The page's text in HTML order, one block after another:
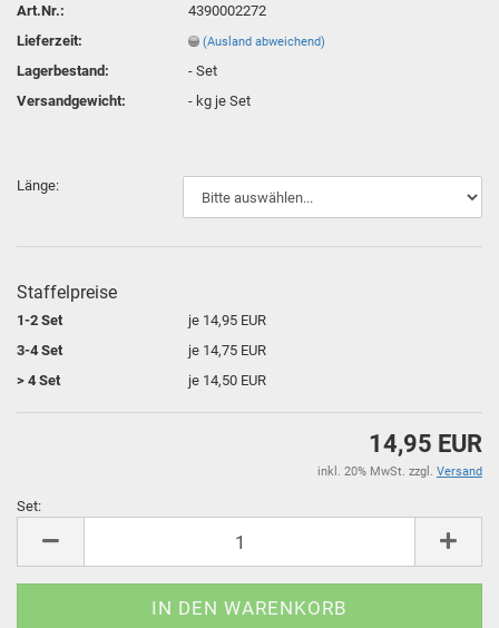
Art.Nr.:
4390002272
Lieferzeit:
(Ausland abweichend)
Lagerbestand: - Set
Versandgewicht:
- kg je Set
Länge:
Staffelpreise
1-2 Set
je 14,95 EUR
3-4 Set
je 14,75 EUR
> 4 Set
je 14,50 EUR
14,95 EUR
inkl. 20% MwSt. zzgl. Versand
Set: